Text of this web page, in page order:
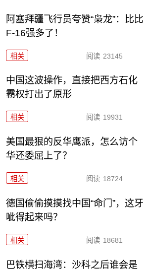
阿塞拜疆飞行员夸赞“枭龙”：比比
F-16强多了！
相关 阅读 23145
中国这波操作，直接把西方石化
霸权打出了原形
相关 阅读 19931
美国最狠的反华鹰派，怎么访个
华还委屈上了？
相关 阅读 18724
德国偷偷摸摸找中国“命门”，这牙
呲得起来吗？
相关 阅读 18681
巴铁横扫海湾：沙科之后谁会是